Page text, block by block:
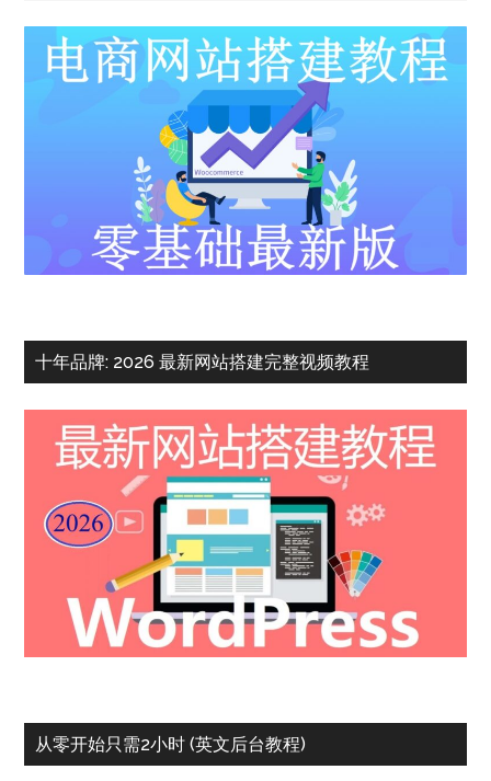
十年品牌: 2026 最新网站搭建完整视频教程
从零开始只需2小时 (英文后台教程)